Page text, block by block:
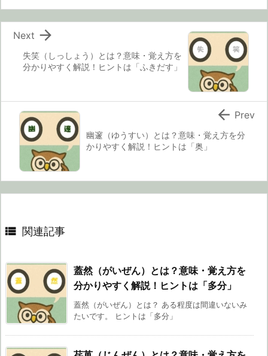
失笑（しっしょう）とは？意味・覚え方を
分かりやすく解説！ヒントは「ふきだす」

Next
幽邃（ゆうすい）とは？意味・覚え方を分
かりやすく解説！ヒントは「奥」
 Prev
 関連記事
蓋然（がいぜん）とは？意味・覚え方を
分かりやすく解説！ヒントは「多分」
蓋然（がいぜん）とは？ ある程度は間違いないみ
たいです。 ヒントは「多分」